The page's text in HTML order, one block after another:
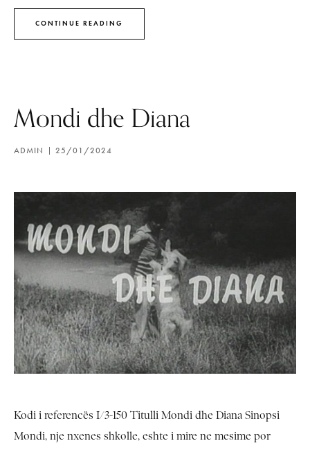
CONTINUE READING
Mondi dhe Diana
ADMIN 25/01/2024
Kodi i referencës I/3-150 Titulli Mondi dhe Diana Sinopsi
Mondi, nje nxenes shkolle, eshte i mire ne mesime por